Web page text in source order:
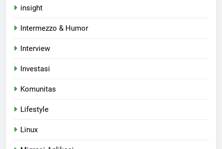
insight
Intermezzo & Humor
Interview
Investasi
Komunitas
Lifestyle
Linux